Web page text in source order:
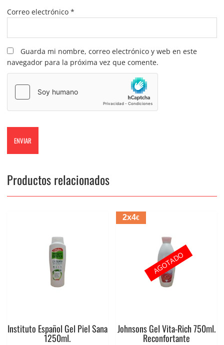
Correo electrónico *
Guarda mi nombre, correo electrónico y web en este
navegador para la próxima vez que comente.
Productos relacionados
Instituto Español Gel Piel Sana
1250ml.
2x4€
Johnsons Gel Vita-Rich 750ml.
Reconfortante
AGOTADO